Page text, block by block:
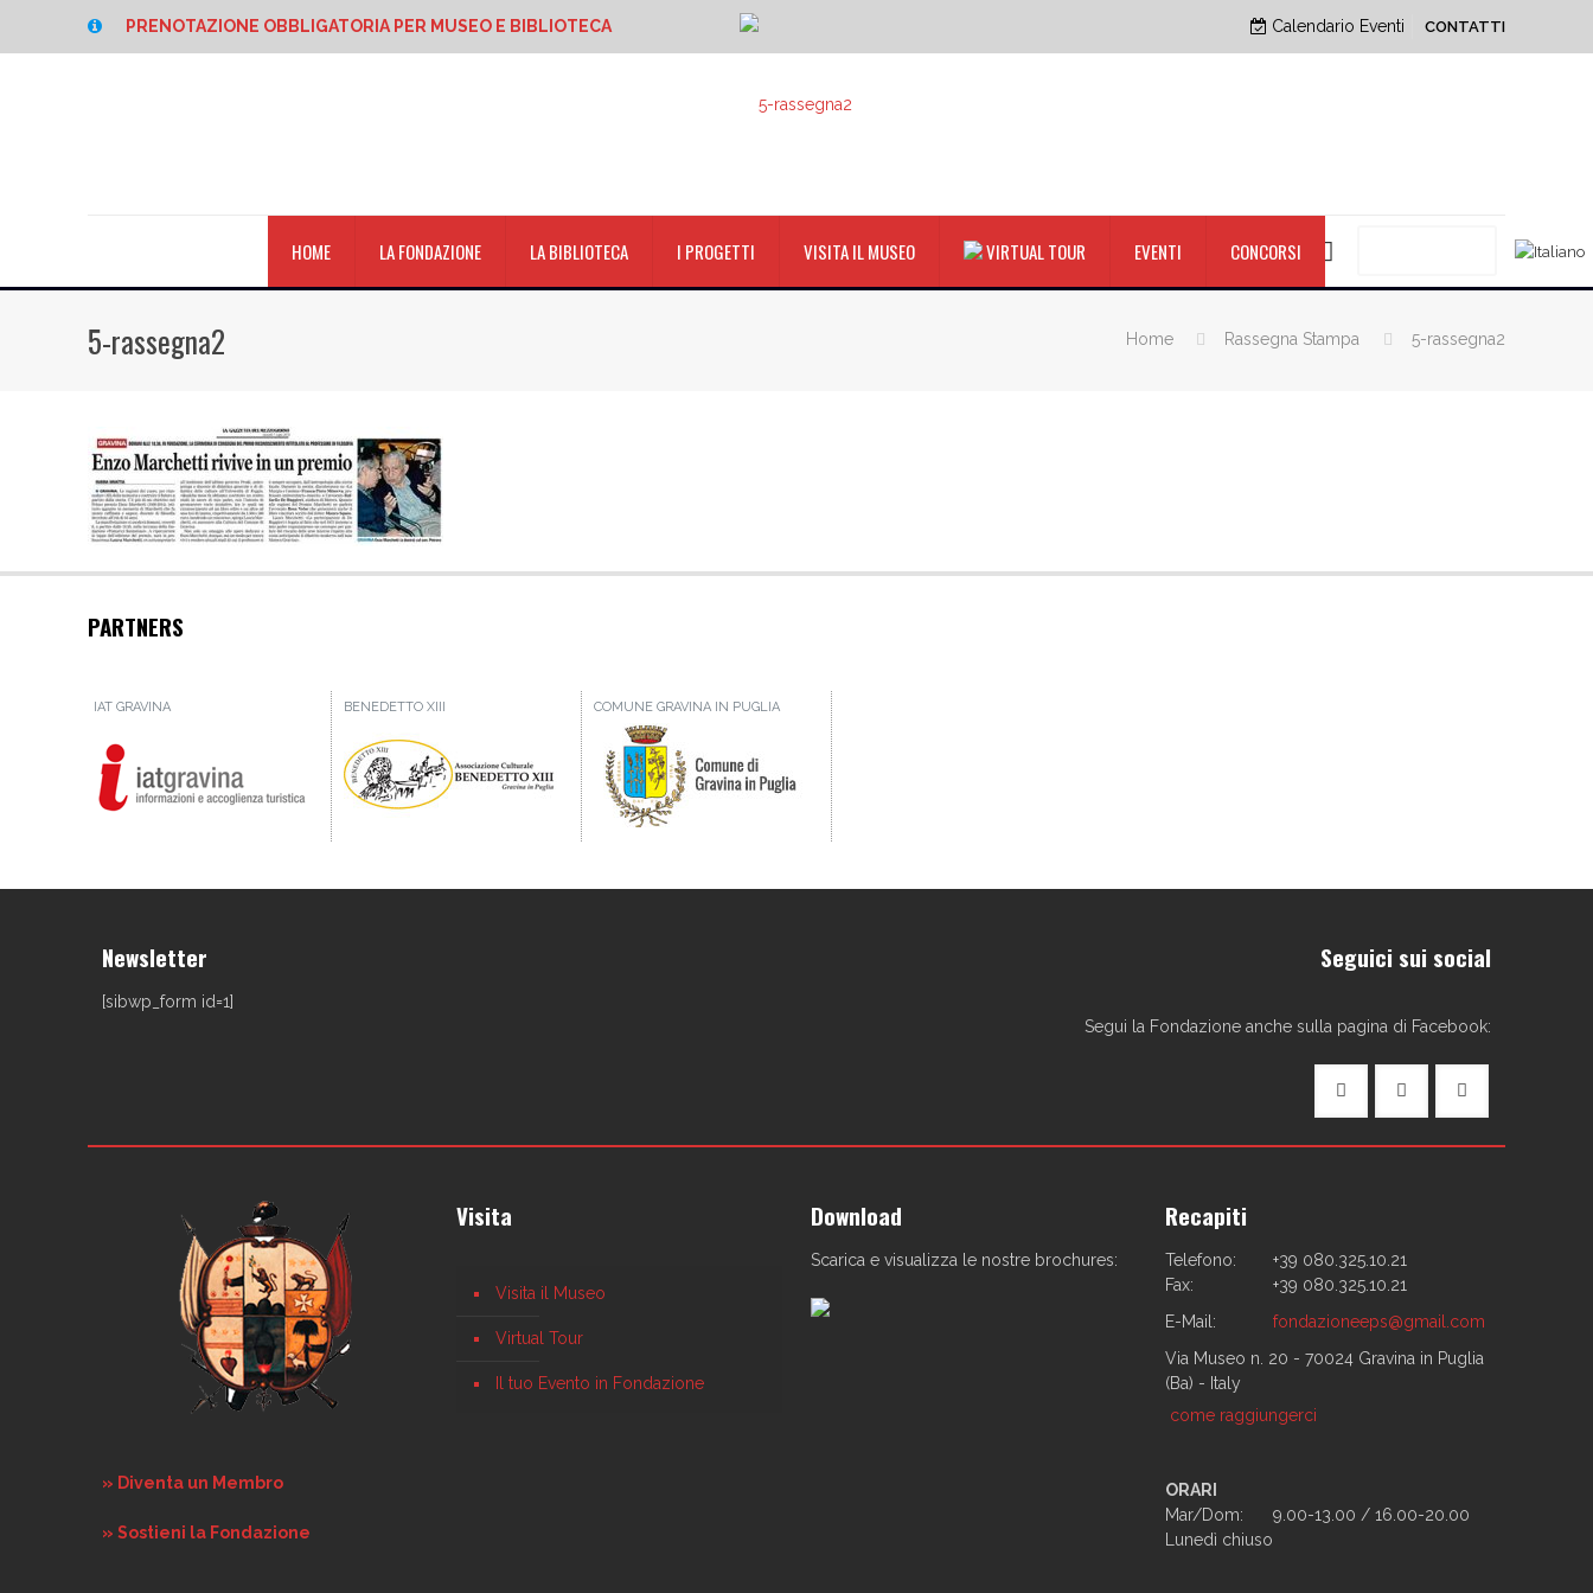
PRENOTAZIONE OBBLIGATORIA PER MUSEO E BIBLIOTECA Calendario Eventi CONTATTI
HOME LA FONDAZIONE LA BIBLIOTECA I PROGETTI VISITA IL MUSEO VIRTUAL TOUR EVENTI CONCORSI
5-rassegna2 Home Rassegna Stampa 5-rassegna2
PARTNERS
IAT GRAVINA BENEDETTO XIII COMUNE GRAVINA IN PUGLIA
Newsletter
[sibwp_form id=1]
Seguici sui social
Segui la Fondazione anche sulla pagina di Facebook:
» Diventa un Membro
» Sostieni la Fondazione
Visita
Visita il Museo
Virtual Tour
Il tuo Evento in Fondazione
Download
Scarica e visualizza le nostre brochures:
Recapiti
Telefono:
+39 080.325.10.21
Fax:
+39 080.325.10.21
E-Mail:
fondazioneeps@gmail.com
Via Museo n. 20 - 70024 Gravina in Puglia
(Ba) - Italy
come raggiungerci
ORARI
Mar/Dom:
9.00-13.00 / 16.00-20.00
Lunedì chiuso